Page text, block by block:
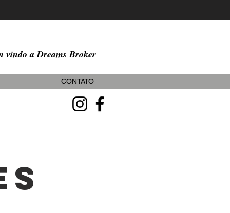
vindo a Dreams Broker
CONTATO